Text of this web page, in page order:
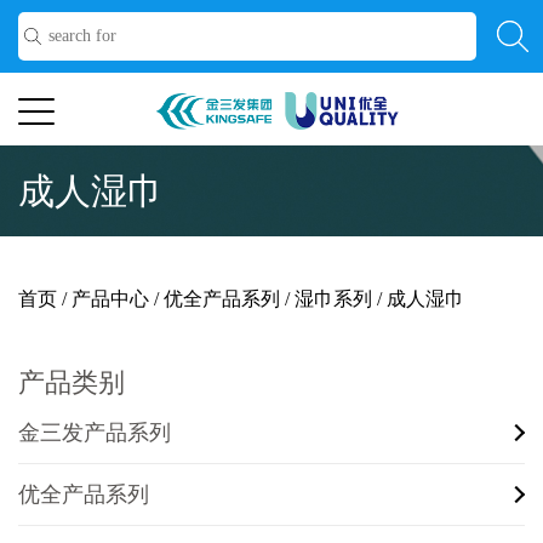
成人湿巾
首页 / 产品中心 /优全产品系列 /湿巾系列 / 成人湿巾
产品类别
金三发产品系列
优全产品系列